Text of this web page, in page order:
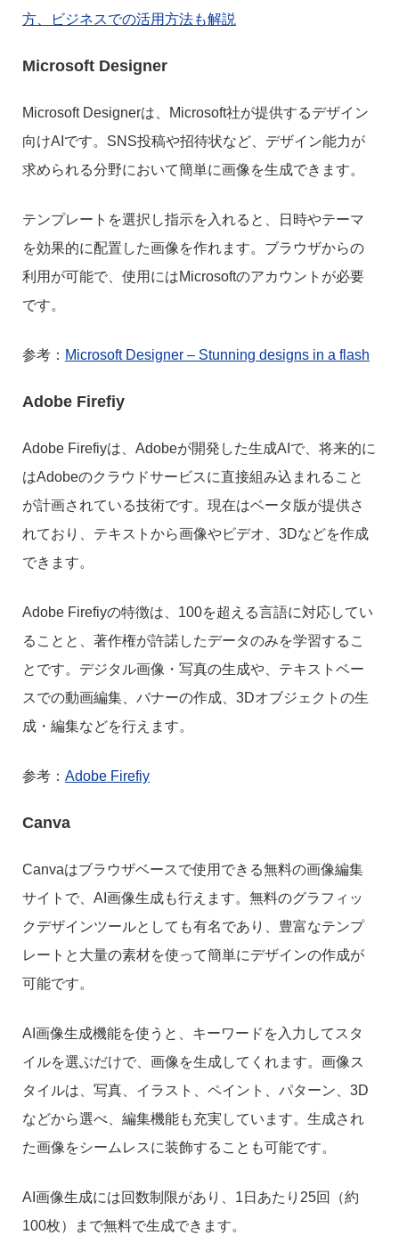
方、ビジネスでの活用方法も解説
Microsoft Designer
Microsoft Designerは、Microsoft社が提供するデザイン
向けAIです。SNS投稿や招待状など、デザイン能力が
求められる分野において簡単に画像を生成できます。
テンプレートを選択し指示を入れると、日時やテーマ
を効果的に配置した画像を作れます。ブラウザからの
利用が可能で、使用にはMicrosoftのアカウントが必要
です。
参考： Microsoft Designer – Stunning designs in a flash
Adobe Firefiy
Adobe Firefiyは、Adobeが開発した生成AIで、将来的に
はAdobeのクラウドサービスに直接組み込まれること
が計画されている技術です。現在はベータ版が提供さ
れており、テキストから画像やビデオ、3Dなどを作成
できます。
Adobe Firefiyの特徴は、100を超える言語に対応してい
ることと、著作権が許諾したデータのみを学習するこ
とです。デジタル画像・写真の生成や、テキストベー
スでの動画編集、バナーの作成、3Dオブジェクトの生
成・編集などを行えます。
参考： Adobe Firefiy
Canva
Canvaはブラウザベースで使用できる無料の画像編集
サイトで、AI画像生成も行えます。無料のグラフィッ
クデザインツールとしても有名であり、豊富なテンプ
レートと大量の素材を使って簡単にデザインの作成が
可能です。
AI画像生成機能を使うと、キーワードを入力してスタ
イルを選ぶだけで、画像を生成してくれます。画像ス
タイルは、写真、イラスト、ペイント、パターン、3D
などから選べ、編集機能も充実しています。生成され
た画像をシームレスに装飾することも可能です。
AI画像生成には回数制限があり、1日あたり25回（約
100枚）まで無料で生成できます。